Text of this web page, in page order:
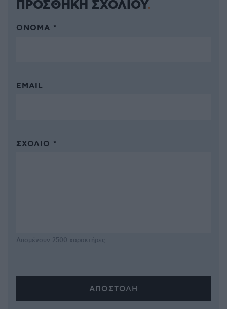
ΠΡΟΣΘΗΚΗ ΣΧΟΛΙΟΥ
ΌΝΟΜΑ *
EMAIL
ΣΧΌΛΙΟ *
Απομένουν 2500 χαρακτήρες